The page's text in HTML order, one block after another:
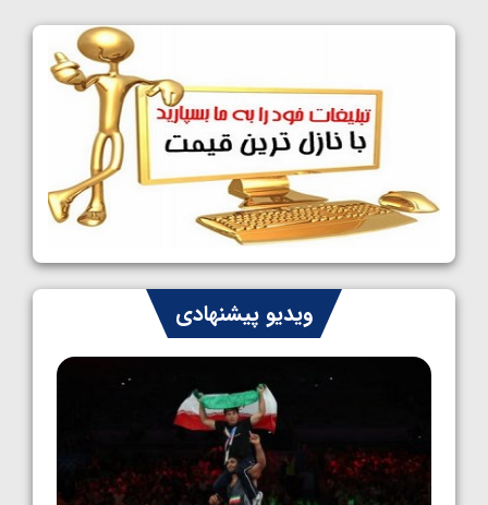
کشتی آزاد نوجوانان جهان؛ رقبای نمایندگان
ایران مشخص شدند
1405/05/08
کشتی فرنگی نوجوانان جهان؛ سکوی تیمی
سوم برای ایران
1405/05/07
ایران چشم به راه چهار مدال در پنج وزن دوم
کشتی فرنگی نوجوانان جهان
1405/05/06
ویدیو پیشنهادی